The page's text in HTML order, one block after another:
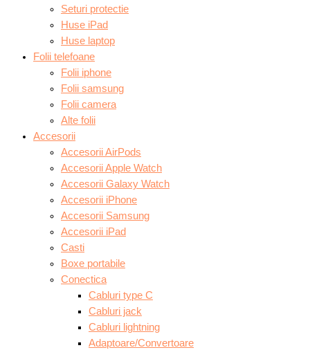
Seturi protectie
Huse iPad
Huse laptop
Folii telefoane
Folii iphone
Folii samsung
Folii camera
Alte folii
Accesorii
Accesorii AirPods
Accesorii Apple Watch
Accesorii Galaxy Watch
Accesorii iPhone
Accesorii Samsung
Accesorii iPad
Casti
Boxe portabile
Conectica
Cabluri type C
Cabluri jack
Cabluri lightning
Adaptoare/Convertoare